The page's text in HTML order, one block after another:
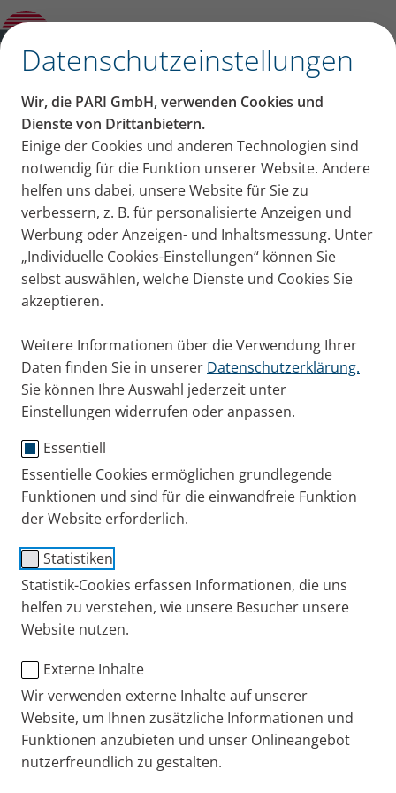
Datenschutzeinstellungen
Wir, die PARI GmbH, verwenden Cookies und
Dienste von Drittanbietern.
Einige der Cookies und anderen Technologien sind
notwendig für die Funktion unserer Website. Andere
helfen uns dabei, unsere Website für Sie zu
verbessern, z. B. für personalisierte Anzeigen und
Werbung oder Anzeigen- und Inhaltsmessung. Unter
„Individuelle Cookies-Einstellungen“ können Sie
selbst auswählen, welche Dienste und Cookies Sie
akzeptieren.
Weitere Informationen über die Verwendung Ihrer
Daten finden Sie in unserer Datenschutzerklärung.
Sie können Ihre Auswahl jederzeit unter
Einstellungen widerrufen oder anpassen.
Essentiell
Essentielle Cookies ermöglichen grundlegende
Funktionen und sind für die einwandfreie Funktion
der Website erforderlich.
Statistiken
Statistik-Cookies erfassen Informationen, die uns
helfen zu verstehen, wie unsere Besucher unsere
Website nutzen.
Externe Inhalte
Wir verwenden externe Inhalte auf unserer
Website, um Ihnen zusätzliche Informationen und
Funktionen anzubieten und unser Onlineangebot
nutzerfreundlich zu gestalten.
Karriere
PARI – Gemeinsam für
jeden Atemzug
Was uns antreibt
Wir atmen mehr als 20.000 mal am Tag ein und aus.
Ganz selbstverständlich. Bis es zur Herausforderung
wird. Genau deshalb arbeiten wir kontinuierlich
daran, dieTherapie von Atemwegserkrankungen
weiterzuentwickeln, fürPatienten, Angehörigeund
dieFachleute, die sich um sie kümmern. Unser
Anspruch: Produkte, Services und verständliche
Informationen von hoher Qualität.